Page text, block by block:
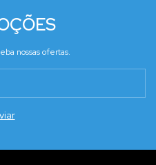
nossas ofertas.